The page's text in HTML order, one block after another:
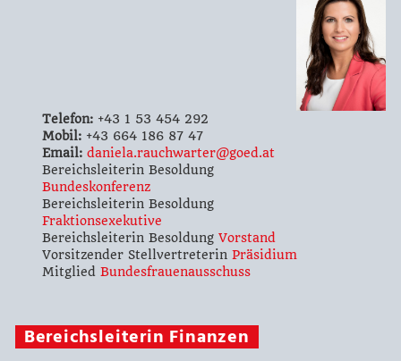
Telefon:+43 1 53 454 292
Mobil:+43 664 186 87 47
Email: daniela.rauchwarter@goed.at
Bereichsleiterin Besoldung
Bundeskonferenz
Bereichsleiterin Besoldung
Fraktionsexekutive
Bereichsleiterin Besoldung Vorstand
Vorsitzender Stellvertreterin Präsidium
Mitglied Bundesfrauenausschuss
Bereichsleiterin Finanzen